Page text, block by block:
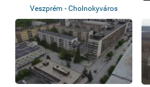
Veszprém - Cholnokyváros